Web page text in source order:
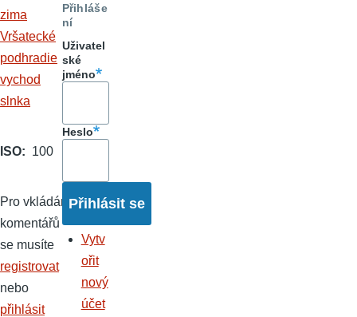
zima
Vršatecké
podhradie
vychod
slnka
ISO 100
Pro vkládání
komentářů
se musíte
registrovat
nebo
přihlásit
Přihláše
ní
Uživatel
ské
jméno
Heslo
Vytv
ořit
nový
účet